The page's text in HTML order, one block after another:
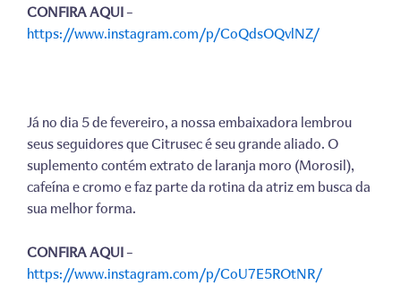
CONFIRA AQUI–
https://www.instagram.com/p/CoQdsOQvlNZ/
Já no dia 5 de fevereiro, a nossa embaixadora lembrou
seus seguidores que Citrusec é seu grande aliado. O
suplemento contém extrato de laranja moro (Morosil),
cafeína e cromo e faz parte da rotina da atriz em busca da
sua melhor forma.
CONFIRA AQUI–
https://www.instagram.com/p/CoU7E5ROtNR/